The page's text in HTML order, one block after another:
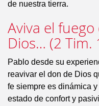
de nuestra tierra.
Aviva el
Dios… (2 Tim.
Pablo desde su
reavivar el don de Dios
fe siempre es dinámica
estado de confort y